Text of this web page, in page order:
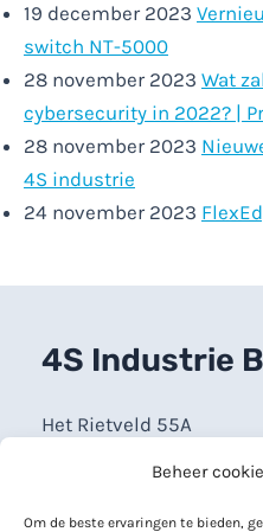
Beheer
Om de beste ervaringen te bieden,
19 december 2023
switch NT-5000
28 november 2023 Wat
cybersecurity in 2022? |
28 november 2023
4S industrie
24 november 2023
4S Industrie
Het Rietveld 55A